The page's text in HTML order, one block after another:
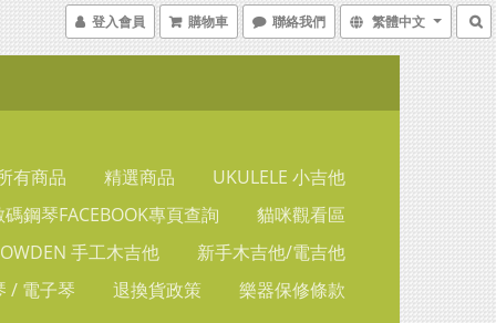
登入會員 購物車 聯絡我們 繁體中文
有商品 精選商品
UKULELE 小吉他
鋼琴FACEBOOK專頁查詢
貓咪觀看區
手工木吉他
新手木吉他/電吉他
/ 電子琴
退換貨政策 樂器保修條款